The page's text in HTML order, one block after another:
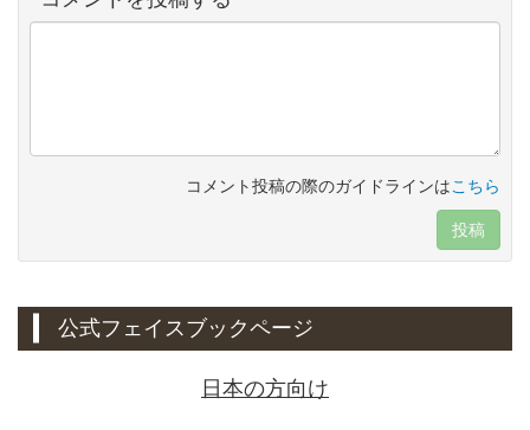
コメント投稿の際のガイドラインはこちら
投稿
公式フェイスブックページ
日本の方向け